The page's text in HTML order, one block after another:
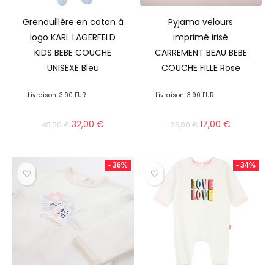
Grenouillère en coton à
logo KARL LAGERFELD
KIDS BEBE COUCHE
UNISEXE Bleu
Livraison 3.90 EUR
49,00€ 32,00€
Pyjama velours
imprimé irisé
CARREMENT BEAU BEBE
COUCHE FILLE Rose
Livraison 3.90 EUR
25,00€ 17,00€
- 36% - 34%